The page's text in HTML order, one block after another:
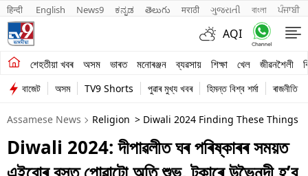
हिन्दी English News9 ಕನ್ನಡ తెలుగు मराठी ગુજરાતી বাংলা ਪੰਜਾਬੀ
AQI
শেহতীয়া খবৰ অসম ভাৰত মনোৰঞ্জন ব্যৱসায় শিক্ষা খেল জীৱনশৈলী
শেহতীয়া খবৰ
অসম
ভাৰত
মনোৰঞ্জন
বাজেট অসম TV9 Shorts পুৱাৰ মুখ্য খবৰ হিমন্ত বিশ্ব শৰ্মা ৰাজনীতি
Assamese News Religion > Diwali 2024 Finding These Things
Diwali 2024: দীপাৱলীত ঘৰ পৰিষ্কাৰৰ সময়ত